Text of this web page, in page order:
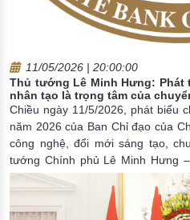
11/05/2026 | 20:00:00
Thủ tướng Lê Minh Hưng:
nhân tạo là trọng tâm của
Chiều ngày 11/5/2026, phát biểu
năm 2026 của Ban Chỉ đạo của
công nghệ, đổi mới sáng tạo,
tướng Chính phủ Lê Minh Hưng
mạnh một trong những nhiệm vụ
đồng bộ hạ tầng số, chuyển đổi
chia sẻ dữ liệu thông suốt, nâng